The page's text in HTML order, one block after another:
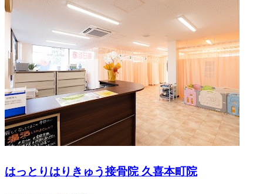
はっとりはりきゅう接骨院 久喜本町院